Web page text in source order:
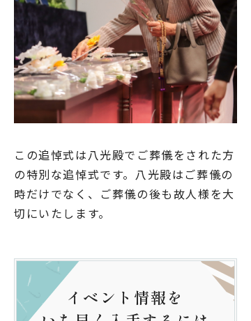
この追悼式は八光殿でご葬儀をされた方
の特別な追悼式です。八光殿はご葬儀の
時だけでなく、ご葬儀の後も故人様を大
切にいたします。
イベント情報を